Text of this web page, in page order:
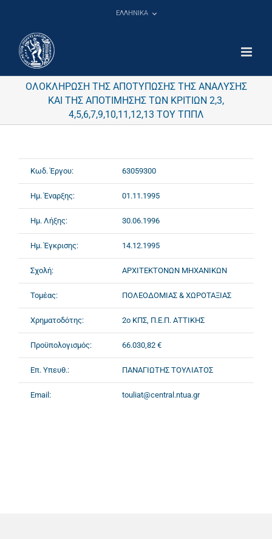
ΕΛΛΗΝΙΚΑ
ΟΛΟΚΛΗΡΩΣΗ ΤΗΣ ΑΠΟΤΥΠΩΣΗΣ ΤΗΣ ΑΝΑΛΥΣΗΣ
ΚΑΙ ΤΗΣ ΑΠΟΤΙΜΗΣΗΣ ΤΩΝ ΚΡΙΤΙΩΝ 2,3,
4,5,6,7,9,10,11,12,13 ΤΟΥ ΤΠΠΛ
Κωδ. Έργου: 63059300
Ημ. Έναρξης: 01.11.1995
Ημ. Λήξης: 30.06.1996
Ημ. Έγκρισης: 14.12.1995
Σχολή: ΑΡΧΙΤΕΚΤΟΝΩΝ ΜΗΧΑΝΙΚΩΝ
Τομέας: ΠΟΛΕΟΔΟΜΙΑΣ & ΧΩΡΟΤΑΞΙΑΣ
Χρηματοδότης: 2ο ΚΠΣ, Π.Ε.Π. ΑΤΤΙΚΗΣ
Προϋπολογισμός: 66.030,82 €
Επ. Υπευθ.: ΠΑΝΑΓΙΩΤΗΣ ΤΟΥΛΙΑΤΟΣ
Email: touliat@central.ntua.gr